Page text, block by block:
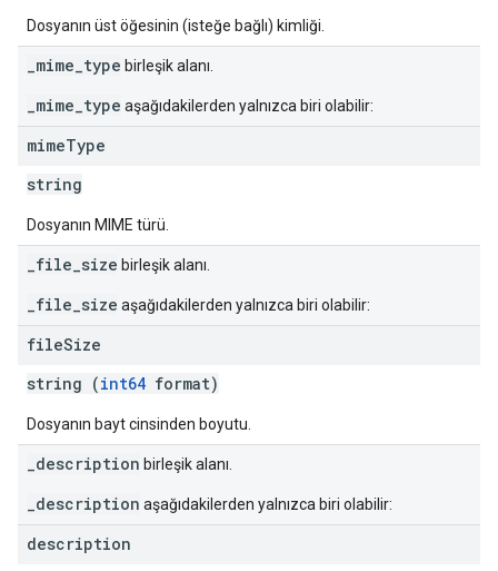
Dosyanın üst öğesinin (isteğe bağlı) kimliği.
_mime_type birleşik alanı.
_mime_type aşağıdakilerden yalnızca biri olabilir:
mimeType
string
Dosyanın MIME türü.
_file_size birleşik alanı.
_file_size aşağıdakilerden yalnızca biri olabilir:
fileSize
string (int64 format)
Dosyanın bayt cinsinden boyutu.
_description birleşik alanı.
_description aşağıdakilerden yalnızca biri olabilir:
description